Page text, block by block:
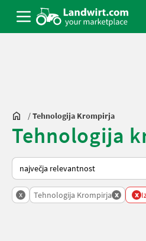
/Tehnologija Krompirja
Tehnologija
Tako je razvrščeno na Landwirt.com
x Tehnologija Krompirja x x